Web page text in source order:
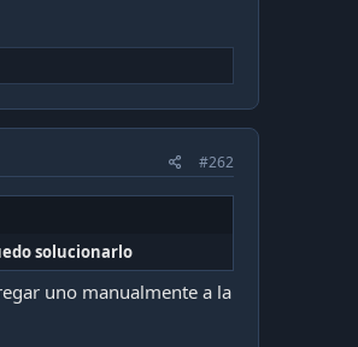
#262
solucionarlo
uno manualmente a la